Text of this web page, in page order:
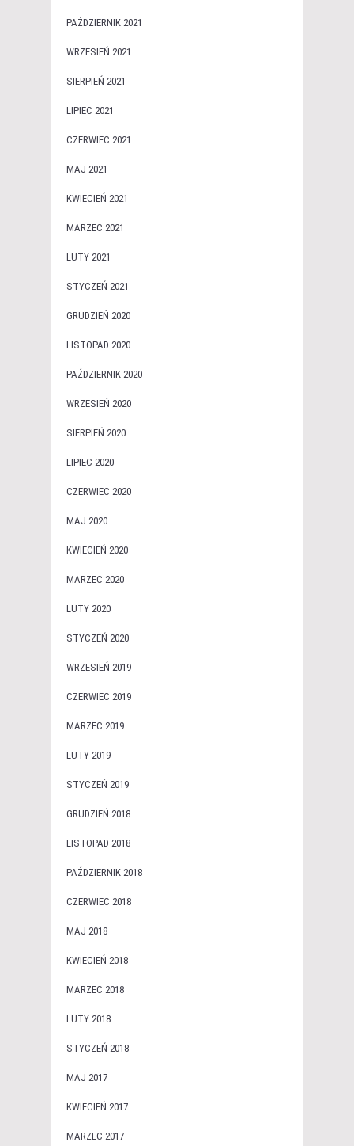
PAŹDZIERNIK 2021
WRZESIEŃ 2021
SIERPIEŃ 2021
LIPIEC 2021
CZERWIEC 2021
MAJ 2021
KWIECIEŃ 2021
MARZEC 2021
LUTY 2021
STYCZEŃ 2021
GRUDZIEŃ 2020
LISTOPAD 2020
PAŹDZIERNIK 2020
WRZESIEŃ 2020
SIERPIEŃ 2020
LIPIEC 2020
CZERWIEC 2020
MAJ 2020
KWIECIEŃ 2020
MARZEC 2020
LUTY 2020
STYCZEŃ 2020
WRZESIEŃ 2019
CZERWIEC 2019
MARZEC 2019
LUTY 2019
STYCZEŃ 2019
GRUDZIEŃ 2018
LISTOPAD 2018
PAŹDZIERNIK 2018
CZERWIEC 2018
MAJ 2018
KWIECIEŃ 2018
MARZEC 2018
LUTY 2018
STYCZEŃ 2018
MAJ 2017
KWIECIEŃ 2017
MARZEC 2017